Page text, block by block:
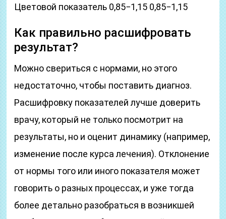
Цветовой показатель 0,85−1,15 0,85−1,15
Как правильно расшифровать
результат?
Можно свериться с нормами, но этого
недостаточно, чтобы поставить диагноз.
Расшифровку показателей лучше доверить
врачу, который не только посмотрит на
результаты, но и оценит динамику (например,
изменение после курса лечения). Отклонение
от нормы того или иного показателя может
говорить о разных процессах, и уже тогда
более детально разобраться в возникшей